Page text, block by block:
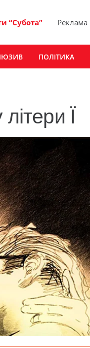
“Субота” Реклама
ПОЛІТИКА
Ї